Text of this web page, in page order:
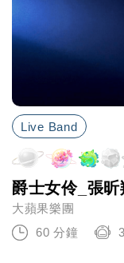
Live Band
爵士女伶_張
大蘋果樂團
60 分鐘